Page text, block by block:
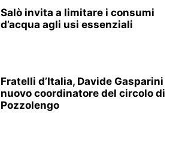
Salò invita a limitare i consumi
d’acqua agli usi essenziali
Fratelli d’Italia, Davide Gasparini
nuovo coordinatore del circolo di
Pozzolengo